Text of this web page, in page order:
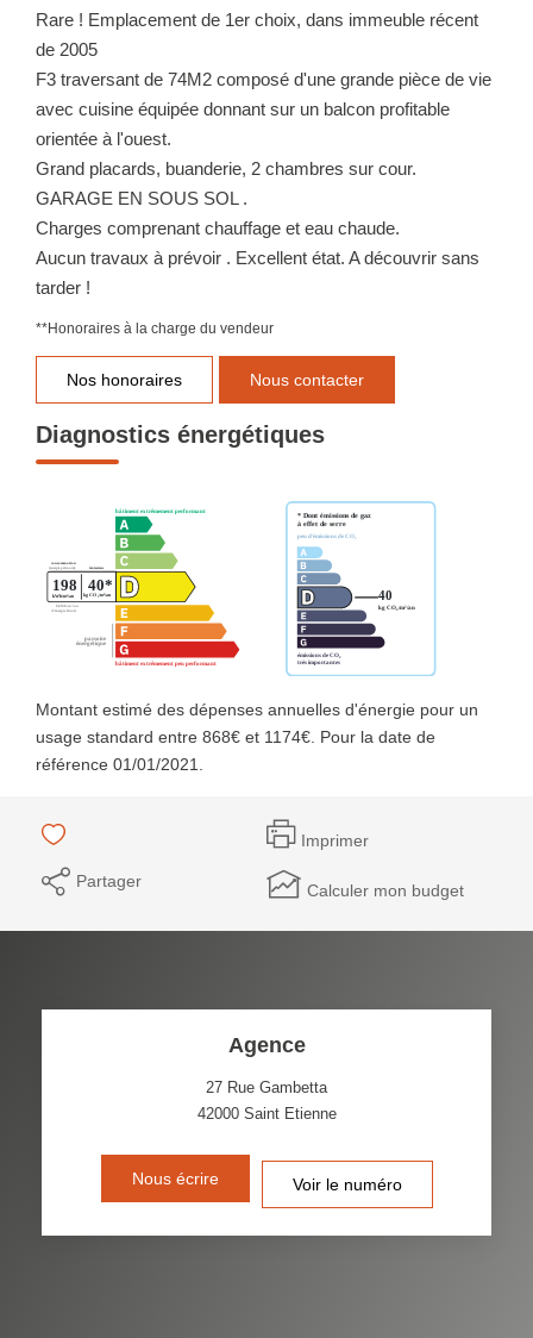
Rare ! Emplacement de 1er choix, dans immeuble récent
de 2005
F3 traversant de 74M2 composé d'une grande pièce de vie
avec cuisine équipée donnant sur un balcon profitable
orientée à l'ouest.
Grand placards, buanderie, 2 chambres sur cour.
GARAGE EN SOUS SOL .
Charges comprenant chauffage et eau chaude.
Aucun travaux à prévoir . Excellent état. A découvrir sans
tarder !
**Honoraires à la charge du vendeur
Nos honoraires Nous contacter
Diagnostics énergétiques
Montant estimé des dépenses annuelles d'énergie pour un
usage standard entre 868€ et 1174€. Pour la date de
référence 01/01/2021.
Imprimer
Partager Calculer mon budget
Agence
27 Rue Gambetta
42000 Saint Etienne
Nous écrire Voir le numéro